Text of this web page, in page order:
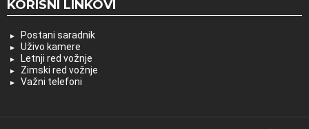
KORISNI LINKOVI
Postani saradnik
Uživo kamere
Letnji red vožnje
Zimski red vožnje
Važni telefoni